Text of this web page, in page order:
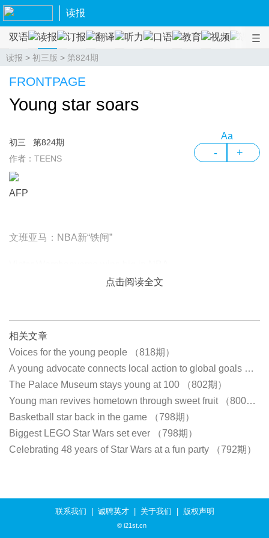
读报
双语 读报 订报 翻译 听力 口语 教育 视频 课程
读报 > 初三版 > 第824期
FRONTPAGE
Young star soars
初三
第824期
作者：TEENS
Aa
- +
AFP
文班亚马：NBA新“铁闸”
点击阅读全文
相关文章
Voices for the young people （818期）
A young advocate connects local action to global goals​​ （803期）
The Palace Museum stays young at 100​​ （802期）
Young man revives hometown through sweet fruit （800期）
Basketball star back in the game （798期）
Biggest LEGO Star Wars set ever （798期）
Celebrating 48 years of Star Wars at a fun party （792期）
联系我们 诚聘英才| 关于我们 版权声明
© i21st.cn